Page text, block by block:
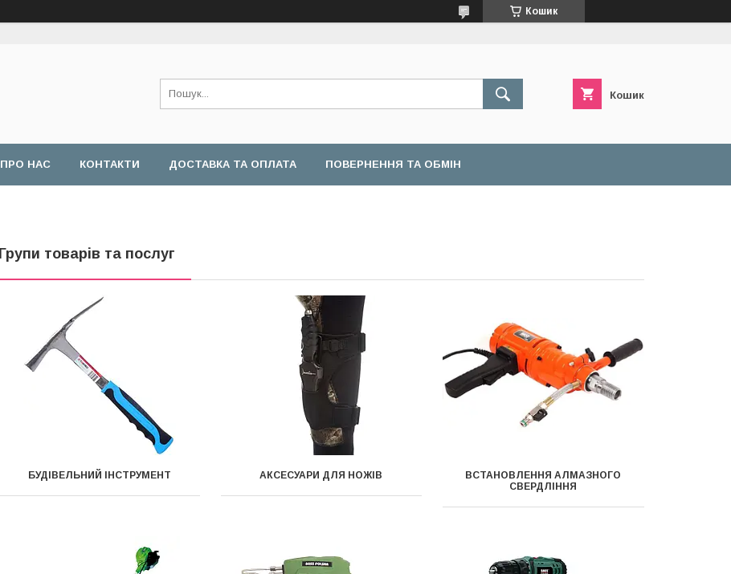
Кошик
Кошик
ПРО НАС КОНТАКТИ ДОСТАВКА ТА ОПЛАТА ПОВЕРНЕННЯ ТА ОБМІН
Групи товарів та послуг
БУДІВЕЛЬНИЙ ІНСТРУМЕНТ АКСЕСУАРИ ДЛЯ НОЖІВ
ВСТАНОВЛЕННЯ АЛМАЗНОГО
СВЕРДЛІННЯ